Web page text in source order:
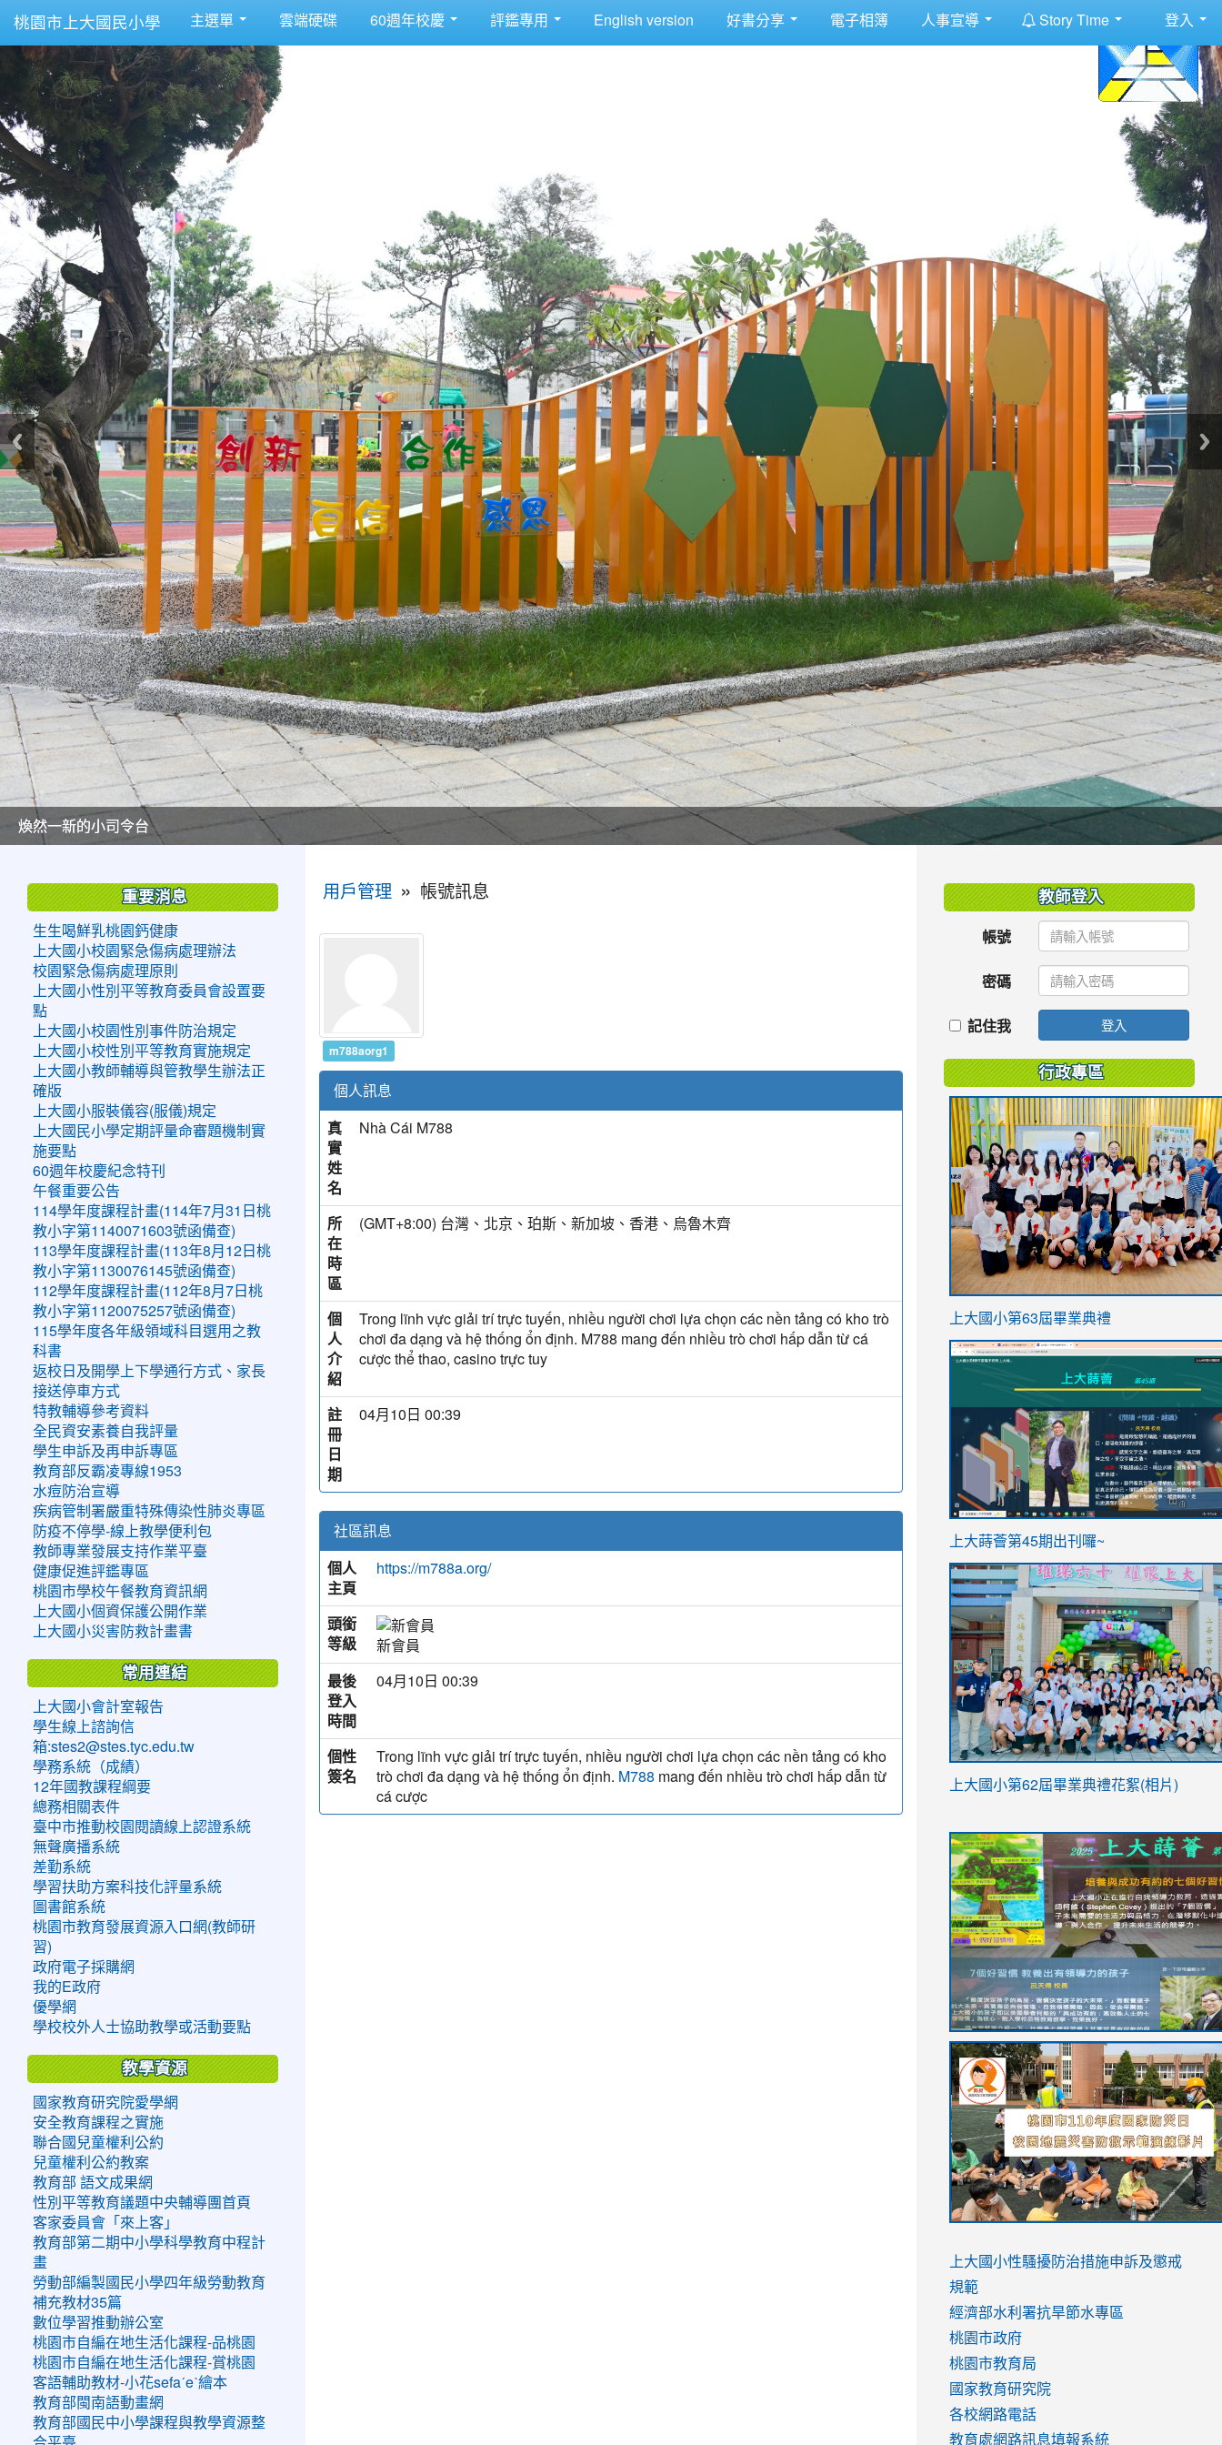
桃園市上大國民小學 主選單 雲端硬碟 60週年校慶 評鑑專用 English version 好書分享 電子相簿 人事宣導 Story Time 登入
美麗的操場是我們活力的來源
美麗的操場是我們活力的來源
煥然一新的小司令台
煥然一新的小司令台
富含桃園埤塘田園風光意象的中廊
富含桃園埤塘田園風光意象的中廊
嶄新的中庭廣場
嶄新的中庭廣場
水生池生生不息
水生池生生不息
用戶管理 » 帳號訊息
m788aorg1
個人訊息
真
實
姓
名
Nhà Cái M788
所
在
時
區
(GMT+8:00) 台灣、北京、珀斯、新加坡、香港、烏魯木齊
個
人
介
紹
Trong lĩnh vực giải trí trực tuyến, nhiều người chơi lựa chọn các nền tảng có kho trò
chơi đa dạng và hệ thống ổn định. M788 mang đến nhiều trò chơi hấp dẫn từ cá
cược thể thao, casino trực tuy
註
冊
日
期
04月10日 00:39
社區訊息
個人
主頁
https://m788a.org/
頭銜
等級
新會員
最後
登入
時間
04月10日 00:39
個性
簽名
Trong lĩnh vực giải trí trực tuyến, nhiều người chơi lựa chọn các nền tảng có kho
trò chơi đa dạng và hệ thống ổn định. M788 mang đến nhiều trò chơi hấp dẫn từ
cá cược
重要消息
生生喝鮮乳桃園鈣健康
上大國小校園緊急傷病處理辦法
校園緊急傷病處理原則
上大國小性別平等教育委員會設置要
點
上大國小校園性別事件防治規定
上大國小校性別平等教育實施規定
上大國小教師輔導與管教學生辦法正
確版
上大國小服裝儀容(服儀)規定
上大國民小學定期評量命審題機制實
施要點
60週年校慶紀念特刊
午餐重要公告
114學年度課程計畫(114年7月31日桃
教小字第1140071603號函備查)
113學年度課程計畫(113年8月12日桃
教小字第1130076145號函備查)
112學年度課程計畫(112年8月7日桃
教小字第1120075257號函備查)
115學年度各年級領域科目選用之教
科書
返校日及開學上下學通行方式、家長
接送停車方式
特教輔導參考資料
全民資安素養自我評量
學生申訴及再申訴專區
教育部反霸凌專線1953
水痘防治宣導
疾病管制署嚴重特殊傳染性肺炎專區
防疫不停學-線上教學便利包
教師專業發展支持作業平臺
健康促進評鑑專區
桃園市學校午餐教育資訊網
上大國小個資保護公開作業
上大國小災害防救計畫書
常用連結
上大國小會計室報告
學生線上諮詢信
箱:stes2@stes.tyc.edu.tw
學務系統（成績）
12年國教課程綱要
總務相關表件
臺中市推動校園閱讀線上認證系統
無聲廣播系統
差勤系統
學習扶助方案科技化評量系統
圖書館系統
桃園市教育發展資源入口網(教師研
習)
政府電子採購網
我的E政府
優學網
學校校外人士協助教學或活動要點
教學資源
國家教育研究院愛學網
安全教育課程之實施
聯合國兒童權利公約
兒童權利公約教案
教育部 語文成果網
性別平等教育議題中央輔導團首頁
客家委員會「來上客」
教育部第二期中小學科學教育中程計
畫
勞動部編製國民小學四年級勞動教育
補充教材35篇
數位學習推動辦公室
桃園市自編在地生活化課程-品桃園
桃園市自編在地生活化課程-賞桃園
客語輔助教材-小花sefaˊeˋ繪本
教育部閩南語動畫網
教育部國民中小學課程與教學資源整
教師登入
帳號
密碼
記住我 登入
行政專區
link
https://sites.google.com/stes.tyc.edu.tw/
上大國小第63屆畢業典禮
link
ink
https://sites.google.com/stes.tyc.edu.tw/
link
https://sites.google.com/stes.tyc.edu.tw/
上大蒔薈第45期出刊囉~
link
YfDQppRvyMk686kIw6SBbssEIZ6WnT/
usp=sharing
上大國小第62屆畢業典禮花絮(相片)
to
https://drive.google.com/file/d/1I-
YfDQppRvyMk686kIw6SBbssEIZ6WnT/
usp=sharing
to
https://sites.google.com/stes.tyc.edu.tw/
link
to
https://sites.google.com/stes.tyc.edu.tw/
link
to
https://drive.google.com/file/d/
usp=sharing
link
to
https://youtu.be/jJOMVWY3-
8M
link
to
https://drive.google.com/file/d/
usp=sharing
to
https://www.youtube.com/watch?
v=hC_gdZndU9s
to
https://www.youtube.com/watch?
v=hC_gdZndU9s
link
to
https://www.youtube.com/watch?
v=mfpNykQ0g4M
上大國小性騷擾防治措施申訴及懲戒
規範
經濟部水利署抗旱節水專區
桃園市政府
桃園市教育局
國家教育研究院
各校網路電話
教育處網路訊息填報系統